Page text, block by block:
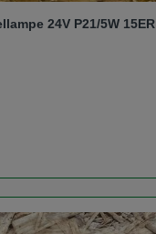
2-Phasenkugellampe 24V P21/5W 15ER